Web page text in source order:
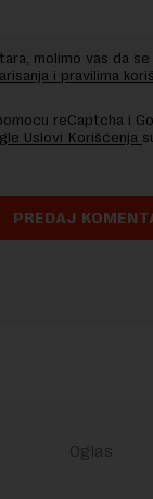
molimo vas da
i pravilima
reCaptcha i
Uslovi Korišćenja